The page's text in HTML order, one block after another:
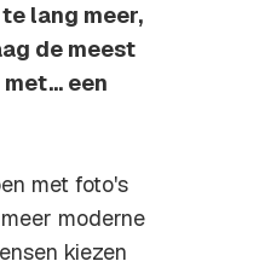
lang meer,
de meest
een
met foto's
moderne
kiezen